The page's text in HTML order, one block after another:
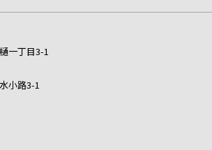
一丁目3-1
小路3-1